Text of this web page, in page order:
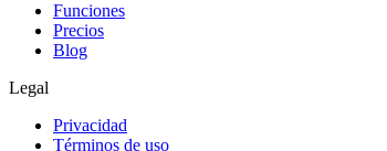
Funciones
Precios
Blog
Legal
Privacidad
Términos de uso